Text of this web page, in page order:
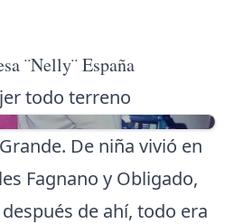
¨Nelly¨ España
todo terreno
De niña vivió en
Fagnano y Obligado,
de ahí, todo era